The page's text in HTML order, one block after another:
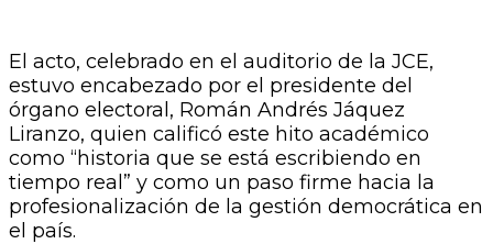
​El acto, celebrado en el auditorio de la JCE,
estuvo encabezado por el presidente del
órgano electoral, Román Andrés Jáquez
Liranzo, quien calificó este hito académico
como “historia que se está escribiendo en
tiempo real” y como un paso firme hacia la
profesionalización de la gestión democrática en
el país.